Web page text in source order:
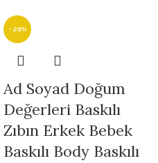
- 28%
Ad Soyad Doğum
Değerleri Baskılı
Zıbın Erkek Bebek
Baskılı Body Baskılı